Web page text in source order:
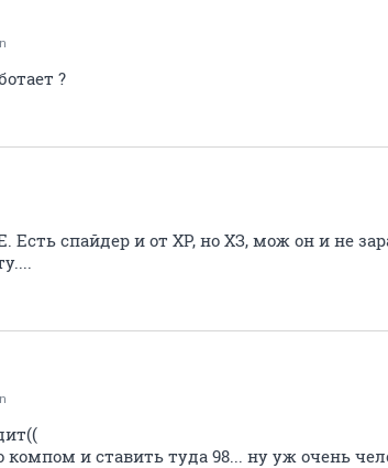
?
спайдер и от ХР, но ХЗ, мож он и не
и ставить туда 98... ну уж очень